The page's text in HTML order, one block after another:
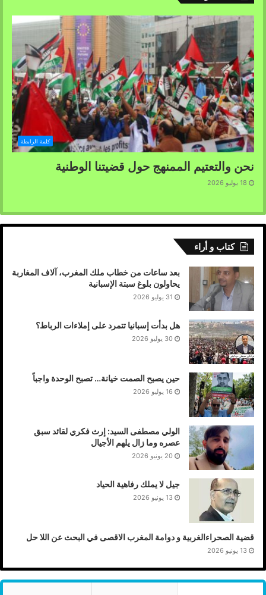
كلمة الرابطة
نحن والتعتيم الممنهج حول قضيتنا الوطنية
18 يوليو 2026
كتاب و أراء
بعد ساعات من خطاب ملك المغرب، آلاف المغاربة
يحاولون بلوغ سبتة الإسبانية
31 يوليو 2026
هل بدأت إسبانيا تتمرد على إملاءات الرباط؟
30 يوليو 2026
حين يصبح الصمت خيانة… تصبح الوحدة واجباً
16 يوليو 2026
الولي مصطفى السيد: إرث فكري لقائد سبق
عصره وما زال يلهم الأجيال
20 يونيو 2026
جيل لا يملك رفاهية الحياد
13 يونيو 2026
قضية الصحراءالغربية و دوامة المغرب الاقصى في البحث عن اللا حل
13 يونيو 2026